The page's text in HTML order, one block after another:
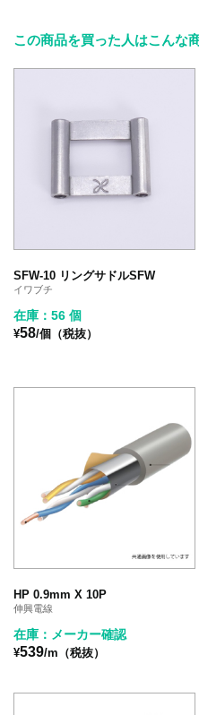
この商品を買った人はこんな
SFW-10 リングサドルSFW
イワブチ
在庫：56 個
¥58/個（税抜）
HP 0.9mm X 10P
伸興電線
在庫：メーカー確認
¥539/m（税抜）